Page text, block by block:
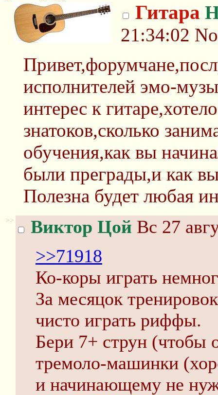
Гитара
21:34:02
исполнителей эмо-
интерес к
знатоков,сколько
обучения,как вы
были преграды,и как
Полезна будет любая
>> Виктор Цой Вс 27
>>71918
Ко-коры играть
За месяцок
чисто играть риффы.
Бери 7+ струн (чтобы
тремоло-машинки
и начинающему не